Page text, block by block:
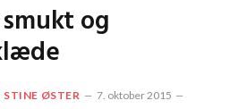
og
STINE ØSTER
7. oktober 2015